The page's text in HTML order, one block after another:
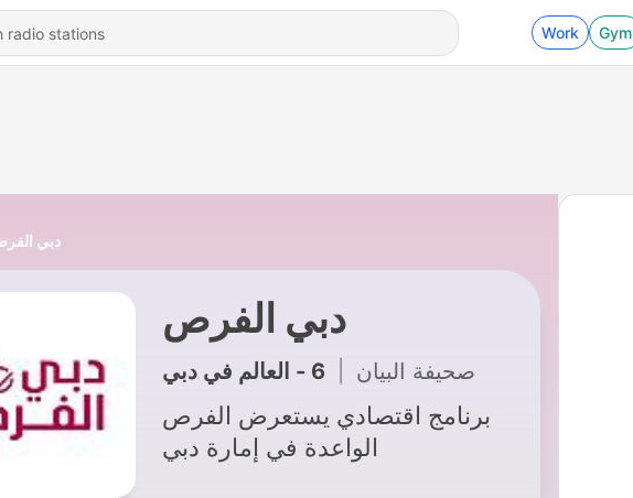
Work Gym
دبي
دبي الفرص
صحيفة البيان 6 - العالم في دبي
برنامج اقتصادي يستعرض الفرص
الواعدة في إمارة دبي